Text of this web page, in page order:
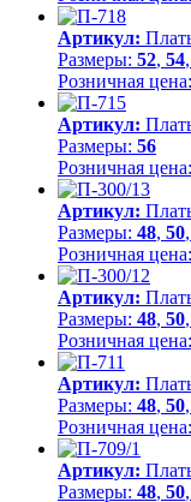
Артикул:
Размеры: 52, 54,
Розничная цена:
Артикул:
Размеры: 56
Розничная цена:
Артикул:
Размеры: 48, 50,
Розничная цена:
Артикул:
Размеры: 48, 50,
Розничная цена:
Артикул:
Размеры: 48, 50,
Розничная цена:
Артикул:
Размеры: 48, 50,